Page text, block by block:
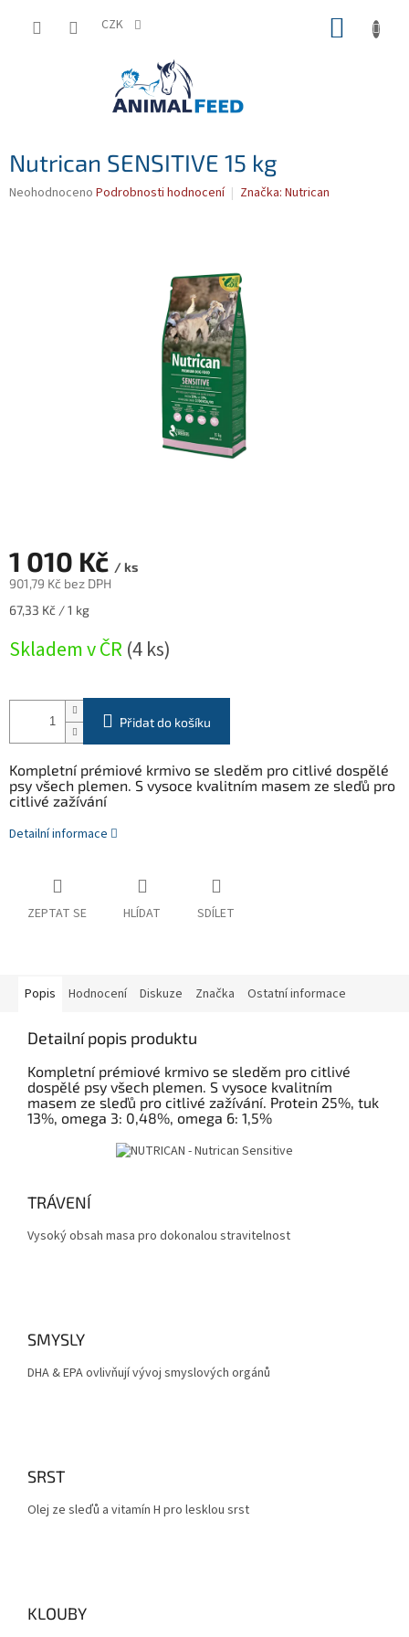
CZK
Nutrican SENSITIVE 15 kg
Průměrné
Neohodnoceno Podrobnosti hodnocení Značka: Nutrican
1 010 Kč / ks
901,79 Kč bez DPH
Měrná
67,33 Kč / 1 kg
Skladem v ČR (4 ks)
Přidat do košíku
Kompletní prémiové krmivo se sleděm pro citlivé dospělé
psy všech plemen. S vysoce kvalitním masem ze sleďů pro
citlivé zažívání
Detailní informace
ZEPTAT SE HLÍDAT SDÍLET
Popis Hodnocení Diskuze Značka Ostatní informace
Detailní popis produktu
Kompletní prémiové krmivo se sleděm pro citlivé
dospělé psy všech plemen. S vysoce kvalitním
masem ze sleďů pro citlivé zažívání. Protein 25%, tuk
13%, omega 3: 0,48%, omega 6: 1,5%
TRÁVENÍ
Vysoký obsah masa pro dokonalou stravitelnost
SMYSLY
DHA & EPA ovlivňují vývoj smyslových orgánů
SRST
Olej ze sleďů a vitamín H pro lesklou srst
KLOUBY